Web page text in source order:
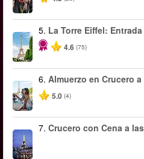
5. La Torre Eiffel:
4.6 (75)
6. Almuerzo en Crucero
5.0 (4)
7. Crucero con Cena a